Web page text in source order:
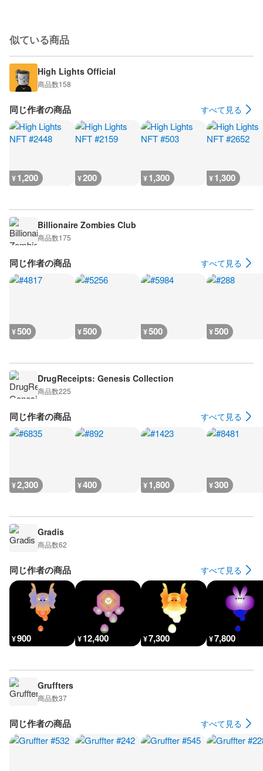
似ている商品
High Lights Official
商品数158
同じ作者の商品 すべて見る
¥1,200 ¥200 ¥1,300 ¥1,300
Billionaire Zombies Club
商品数175
同じ作者の商品 すべて見る
¥500 ¥500 ¥500 ¥500
DrugReceipts: Genesis Collection
商品数225
同じ作者の商品 すべて見る
¥2,300 ¥400 ¥1,800 ¥300
Gradis
商品数62
同じ作者の商品 すべて見る
¥900 ¥12,400 ¥7,300 ¥7,800
Gruffters
商品数37
同じ作者の商品 すべて見る